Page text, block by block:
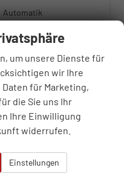
Automatik
50 km
WhatsApp anfragen
Wir rufen Sie anFahrzeugexposé (PDF)
Fahrzeug parken
100km
100 250
um unsere Dienste für
wir Ihre
für Marketing,
die Sie uns Ihr
Ihre Einwilligung
widerrufen.
Einstellungen